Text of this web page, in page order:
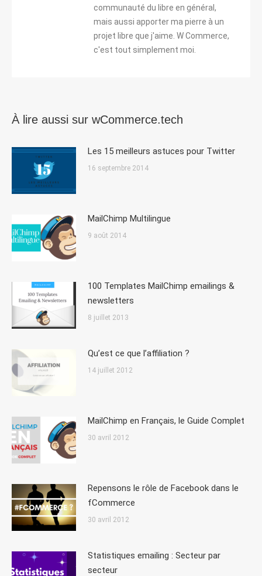
communauté du libre en général,
mais aussi apporter ma pierre à un
projet libre que j'aime. W Commerce,
c'est tout simplement moi.
À lire aussi sur wCommerce.tech
Les 15 meilleurs astuces pour Twitter
16 septembre 2014
MailChimp Multilingue
9 août 2014
100 Templates MailChimp emailings &
newsletters
8 juillet 2013
Qu’est ce que l’affiliation ?
14 juillet 2012
MailChimp en Français, le Guide Complet
30 avril 2012
Repensons le rôle de Facebook dans le
fCommerce
30 avril 2012
Statistiques emailing : Secteur par
secteur